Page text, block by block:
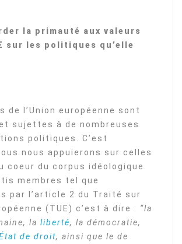
la primauté aux valeurs
sur les politiques qu’elle
de l’Union européenne sont
sujettes à de nombreuses
politiques. C’est
nous appuierons sur celles
coeur du corpus idéologique
membres tel que
par l’article 2 du Traité sur
(TUE) c’est à dire : “la
la liberté, la démocratie,
de droit, ainsi que le de